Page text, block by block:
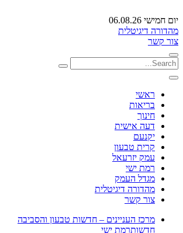
יום חמישי 06.08.26
מהדורה דיגיטלית
צור קשר
ראשי
בריאות
חינוך
דעה אישית
יקנעם
קרית טבעון
עמק יזרעאל
רמת ישי
מגדל העמק
מהדורה דיגיטלית
צור קשר
מרכז העניינים – חדשות טבעון והסביבה
חדשותרמת ישי